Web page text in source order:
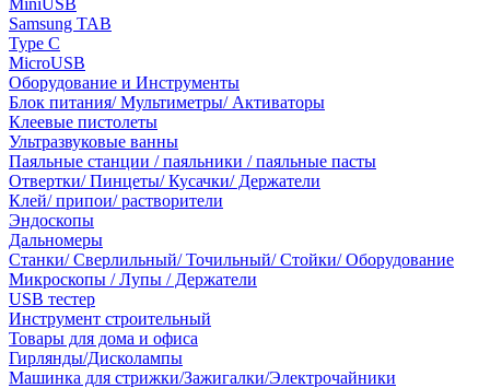
MiniUSB
Samsung TAB
Type C
MicroUSB
Оборудование и Инструменты
Блок питания/ Мультиметры/ Активаторы
Клеевые пистолеты
Ультразвуковые ванны
Паяльные станции / паяльники / паяльные пасты
Отвертки/ Пинцеты/ Кусачки/ Держатели
Клей/ припои/ растворители
Эндоскопы
Дальномеры
Станки/ Сверлильный/ Точильный/ Стойки/ Оборудование
Микроскопы / Лупы / Держатели
USB тестер
Инструмент строительный
Товары для дома и офиса
Гирлянды/Дисколампы
Машинка для стрижки/Зажигалки/Электрочайники